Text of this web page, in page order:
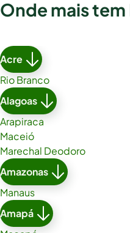
Onde mais tem
Acre
Rio Branco
Alagoas
Arapiraca
Maceió
Marechal Deodoro
Amazonas
Manaus
Amapá